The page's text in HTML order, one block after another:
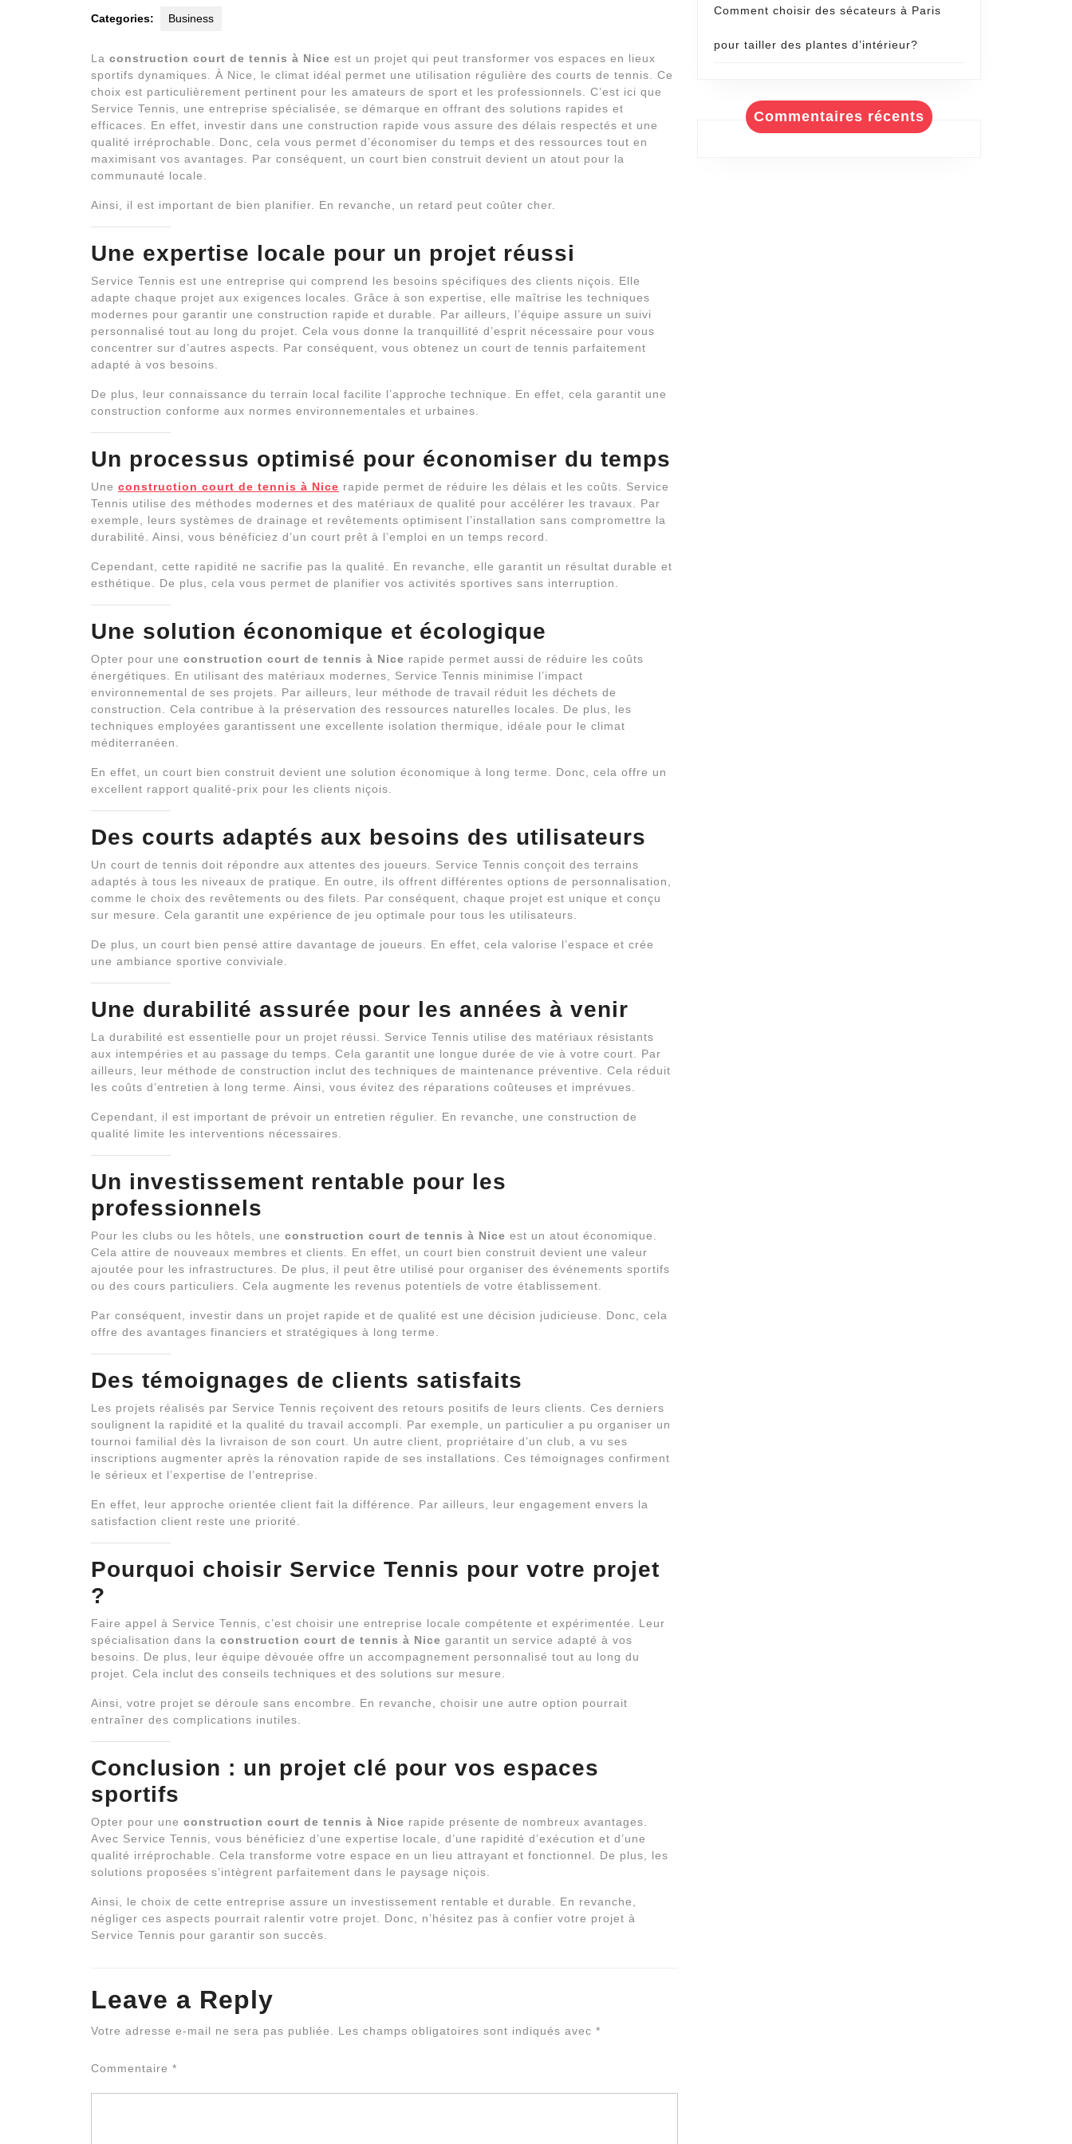
Categories: Business
La construction court de tennis à Nice est un projet qui peut transformer vos espaces en lieux
sportifs dynamiques. À Nice, le climat idéal permet une utilisation régulière des courts de tennis. Ce
choix est particulièrement pertinent pour les amateurs de sport et les professionnels. C’est ici que
Service Tennis, une entreprise spécialisée, se démarque en offrant des solutions rapides et
efficaces. En effet, investir dans une construction rapide vous assure des délais respectés et une
qualité irréprochable. Donc, cela vous permet d’économiser du temps et des ressources tout en
maximisant vos avantages. Par conséquent, un court bien construit devient un atout pour la
communauté locale.
Ainsi, il est important de bien planifier. En revanche, un retard peut coûter cher.
Une expertise locale pour un projet réussi
Service Tennis est une entreprise qui comprend les besoins spécifiques des clients niçois. Elle
adapte chaque projet aux exigences locales. Grâce à son expertise, elle maîtrise les techniques
modernes pour garantir une construction rapide et durable. Par ailleurs, l’équipe assure un suivi
personnalisé tout au long du projet. Cela vous donne la tranquillité d’esprit nécessaire pour vous
concentrer sur d’autres aspects. Par conséquent, vous obtenez un court de tennis parfaitement
adapté à vos besoins.
De plus, leur connaissance du terrain local facilite l’approche technique. En effet, cela garantit une
construction conforme aux normes environnementales et urbaines.
Un processus optimisé pour économiser du temps
Une construction court de tennis à Nice rapide permet de réduire les délais et les coûts. Service
Tennis utilise des méthodes modernes et des matériaux de qualité pour accélérer les travaux. Par
exemple, leurs systèmes de drainage et revêtements optimisent l’installation sans compromettre la
durabilité. Ainsi, vous bénéficiez d’un court prêt à l’emploi en un temps record.
Cependant, cette rapidité ne sacrifie pas la qualité. En revanche, elle garantit un résultat durable et
esthétique. De plus, cela vous permet de planifier vos activités sportives sans interruption.
Une solution économique et écologique
Opter pour une construction court de tennis à Nice rapide permet aussi de réduire les coûts
énergétiques. En utilisant des matériaux modernes, Service Tennis minimise l’impact
environnemental de ses projets. Par ailleurs, leur méthode de travail réduit les déchets de
construction. Cela contribue à la préservation des ressources naturelles locales. De plus, les
techniques employées garantissent une excellente isolation thermique, idéale pour le climat
méditerranéen.
En effet, un court bien construit devient une solution économique à long terme. Donc, cela offre un
excellent rapport qualité-prix pour les clients niçois.
Des courts adaptés aux besoins des utilisateurs
Un court de tennis doit répondre aux attentes des joueurs. Service Tennis conçoit des terrains
adaptés à tous les niveaux de pratique. En outre, ils offrent différentes options de personnalisation,
comme le choix des revêtements ou des filets. Par conséquent, chaque projet est unique et conçu
sur mesure. Cela garantit une expérience de jeu optimale pour tous les utilisateurs.
De plus, un court bien pensé attire davantage de joueurs. En effet, cela valorise l’espace et crée
une ambiance sportive conviviale.
Une durabilité assurée pour les années à venir
La durabilité est essentielle pour un projet réussi. Service Tennis utilise des matériaux résistants
aux intempéries et au passage du temps. Cela garantit une longue durée de vie à votre court. Par
ailleurs, leur méthode de construction inclut des techniques de maintenance préventive. Cela réduit
les coûts d’entretien à long terme. Ainsi, vous évitez des réparations coûteuses et imprévues.
Cependant, il est important de prévoir un entretien régulier. En revanche, une construction de
qualité limite les interventions nécessaires.
Un investissement rentable pour les
professionnels
Pour les clubs ou les hôtels, une construction court de tennis à Nice est un atout économique.
Cela attire de nouveaux membres et clients. En effet, un court bien construit devient une valeur
ajoutée pour les infrastructures. De plus, il peut être utilisé pour organiser des événements sportifs
ou des cours particuliers. Cela augmente les revenus potentiels de votre établissement.
Par conséquent, investir dans un projet rapide et de qualité est une décision judicieuse. Donc, cela
offre des avantages financiers et stratégiques à long terme.
Des témoignages de clients satisfaits
Les projets réalisés par Service Tennis reçoivent des retours positifs de leurs clients. Ces derniers
soulignent la rapidité et la qualité du travail accompli. Par exemple, un particulier a pu organiser un
tournoi familial dès la livraison de son court. Un autre client, propriétaire d’un club, a vu ses
inscriptions augmenter après la rénovation rapide de ses installations. Ces témoignages confirment
le sérieux et l’expertise de l’entreprise.
En effet, leur approche orientée client fait la différence. Par ailleurs, leur engagement envers la
satisfaction client reste une priorité.
Pourquoi choisir Service Tennis pour votre projet
?
Faire appel à Service Tennis, c’est choisir une entreprise locale compétente et expérimentée. Leur
spécialisation dans la construction court de tennis à Nice garantit un service adapté à vos
besoins. De plus, leur équipe dévouée offre un accompagnement personnalisé tout au long du
projet. Cela inclut des conseils techniques et des solutions sur mesure.
Ainsi, votre projet se déroule sans encombre. En revanche, choisir une autre option pourrait
entraîner des complications inutiles.
Conclusion : un projet clé pour vos espaces
sportifs
Opter pour une construction court de tennis à Nice rapide présente de nombreux avantages.
Avec Service Tennis, vous bénéficiez d’une expertise locale, d’une rapidité d’exécution et d’une
qualité irréprochable. Cela transforme votre espace en un lieu attrayant et fonctionnel. De plus, les
solutions proposées s’intègrent parfaitement dans le paysage niçois.
Ainsi, le choix de cette entreprise assure un investissement rentable et durable. En revanche,
négliger ces aspects pourrait ralentir votre projet. Donc, n’hésitez pas à confier votre projet à
Service Tennis pour garantir son succès.
Leave a Reply
Votre adresse e-mail ne sera pas publiée. Les champs obligatoires sont indiqués avec *
Commentaire *
Comment choisir des sécateurs à Paris
pour tailler des plantes d’intérieur?
Commentaires récents